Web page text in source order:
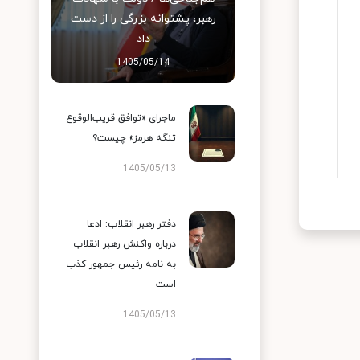
رهبر، پشتوانه بزرگی را از دست
داد
1405/05/14
ماجرای «توافق قریب‌الوقوع
تنگه هرمز» چیست؟
1405/05/13
دفتر رهبر انقلاب: ادعا
درباره واکنش رهبر انقلاب
به نامه رئیس جمهور کذب
است
1405/05/13